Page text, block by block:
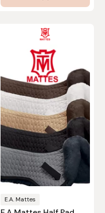
E.A. Mattes
produkten
har
flera
varianter.
De
olika
alternativen
kan
väljas
på
produktsidan